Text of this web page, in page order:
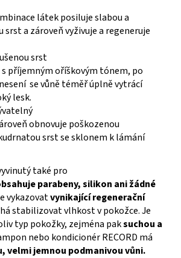
látek posiluje slabou a
srst a zároveň vyživuje a regeneruje
srst
s příjemným oříškovým tónem, po
se vůně téměř úplně vytrácí
lesk.
obnovuje poškozenou
srst se sklonem k lámání
také pro
parabeny, silikon ani žádné
vykazovatvynikající regenerační
stabilizovat vlhkost v pokožce. Je
typ pokožky, zejména paksuchou a
nebo kondicionér RECORD má
velmi jemnou podmanivou vůni.